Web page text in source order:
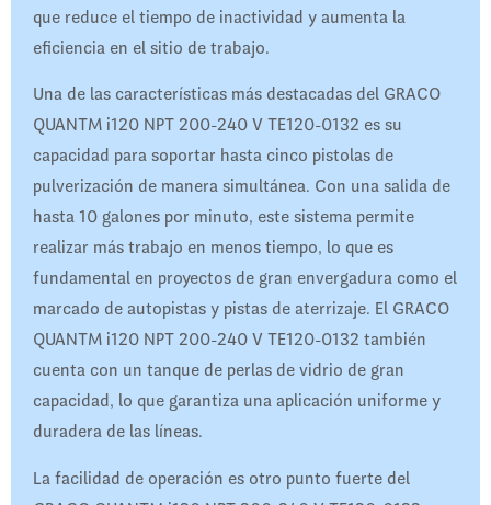
que reduce el tiempo de inactividad y aumenta la
eficiencia en el sitio de trabajo.
Una de las características más destacadas del GRACO
QUANTM i120 NPT 200-240 V TE120-0132 es su
capacidad para soportar hasta cinco pistolas de
pulverización de manera simultánea. Con una salida de
hasta 10 galones por minuto, este sistema permite
realizar más trabajo en menos tiempo, lo que es
fundamental en proyectos de gran envergadura como el
marcado de autopistas y pistas de aterrizaje. El GRACO
QUANTM i120 NPT 200-240 V TE120-0132 también
cuenta con un tanque de perlas de vidrio de gran
capacidad, lo que garantiza una aplicación uniforme y
duradera de las líneas.
La facilidad de operación es otro punto fuerte del